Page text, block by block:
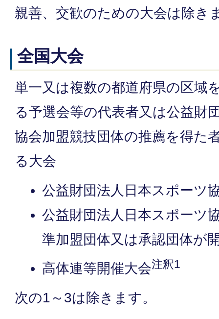
親善、交歓のための大会は除き
全国大会
単一又は複数の都道府県の区域
る予選会等の代表者又は公益財
協会加盟競技団体の推薦を得た
る大会
公益財団法人日本スポーツ
公益財団法人日本スポーツ
準加盟団体又は承認団体が
高体連等開催大会注釈1
次の1～3は除きます。